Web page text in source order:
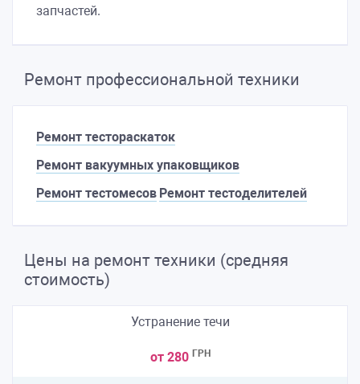
запчастей.
Ремонт профессиональной техники
Ремонт тестораскаток
Ремонт вакуумных упаковщиков
Ремонт тестомесов Ремонт тестоделителей
Цены на ремонт техники (средняя
стоимость)
Устранение течи
от 280 ГРН